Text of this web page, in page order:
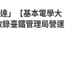
」【基本電學大
臺鐵管理局營運